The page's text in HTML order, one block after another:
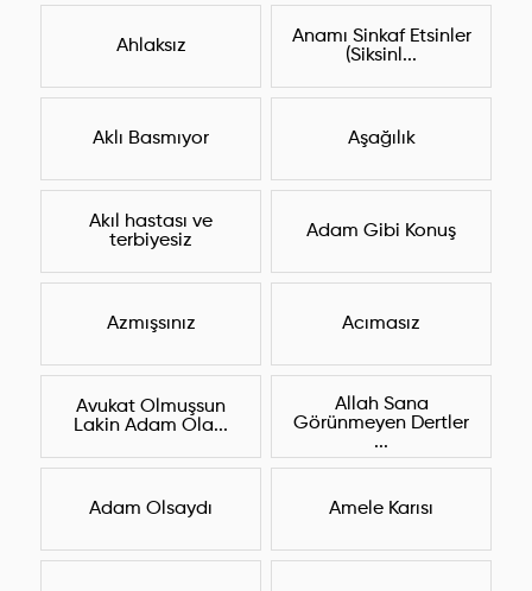
Ahlaksız
Anamı Sinkaf Etsinler
(Siksinl...
Aklı Basmıyor Aşağılık
Akıl hastası ve
terbiyesiz
Adam Gibi Konuş
Azmışsınız Acımasız
Avukat Olmuşsun
Lakin Adam Ola...
Allah Sana
Görünmeyen Dertler
...
Adam Olsaydı Amele Karısı